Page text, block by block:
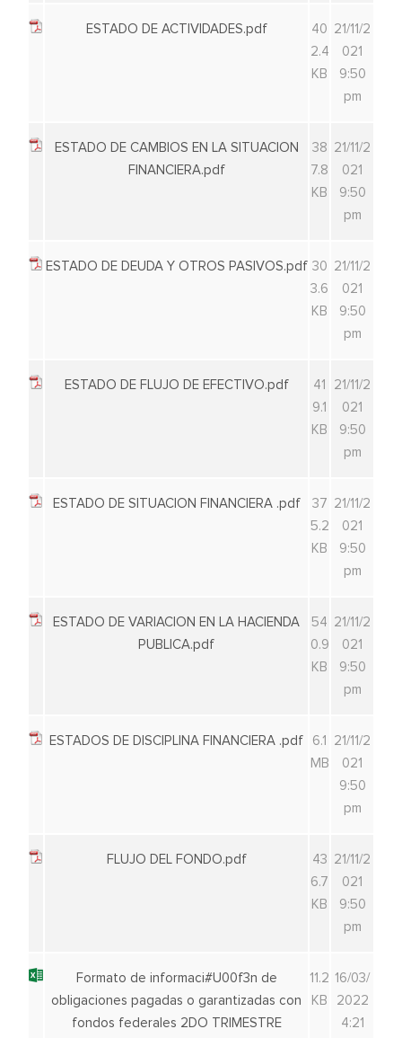
ESTADO DE ACTIVIDADES.pdf
40
2.4
KB
21/11/2
021
9:50
pm
ESTADO DE CAMBIOS EN LA SITUACION
FINANCIERA.pdf
38
7.8
KB
21/11/2
021
9:50
pm
ESTADO DE DEUDA Y OTROS PASIVOS.pdf 30
3.6
KB
21/11/2
021
9:50
pm
ESTADO DE FLUJO DE EFECTIVO.pdf
41
9.1
KB
21/11/2
021
9:50
pm
ESTADO DE SITUACION FINANCIERA .pdf
37
5.2
KB
21/11/2
021
9:50
pm
ESTADO DE VARIACION EN LA HACIENDA
PUBLICA.pdf
54
0.9
KB
21/11/2
021
9:50
pm
ESTADOS DE DISCIPLINA FINANCIERA .pdf
6.1
MB
21/11/2
021
9:50
pm
FLUJO DEL FONDO.pdf
43
6.7
KB
21/11/2
021
9:50
pm
Formato de informaci#U00f3n de
obligaciones pagadas o garantizadas con
fondos federales 2DO TRIMESTRE
11.2
KB
16/03/
2022
4:21